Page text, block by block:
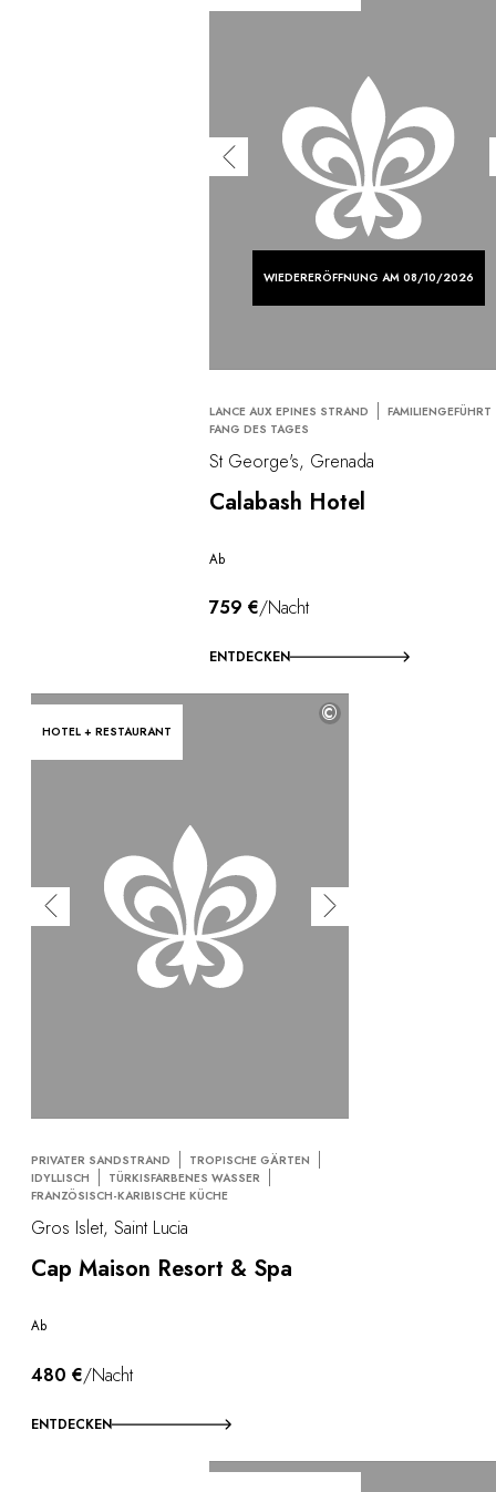
WIEDERERÖFFNUNG AM 08/10/2026
LANCE AUX EPINES STRAND
FAMILIENGEFÜHRT
FANG DES TAGES
St George's, Grenada
Calabash Hotel
Ab
759 €/Nacht
ENTDECKEN
HOTEL + RESTAURANT
©
PRIVATER SANDSTRAND
TROPISCHE GÄRTEN
IDYLLISCH
TÜRKISFARBENES WASSER
FRANZÖSISCH-KARIBISCHE KÜCHE
Gros Islet, Saint Lucia
Cap Maison Resort & Spa
Ab
480 €/Nacht
ENTDECKEN